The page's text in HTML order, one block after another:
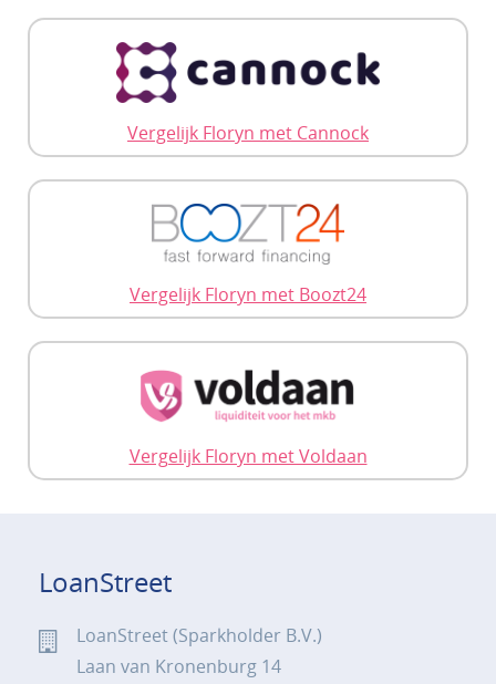
Vergelijk Floryn met Cannock
Vergelijk Floryn met Boozt24
Vergelijk Floryn met Voldaan
LoanStreet
LoanStreet (Sparkholder B.V.)
Laan van Kronenburg 14